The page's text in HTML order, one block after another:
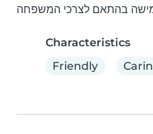
בהתאם לצרכי המשפחה
Characteristics
Friendly